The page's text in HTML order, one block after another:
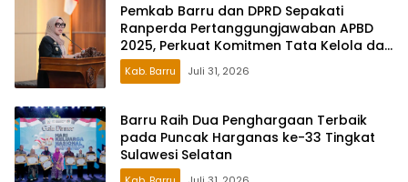
Pemkab Barru dan DPRD Sepakati
Ranperda Pertanggungjawaban APBD
2025, Perkuat Komitmen Tata Kelola dan
Perlindungan Anak
Kab. Barru Juli 31, 2026
Barru Raih Dua Penghargaan Terbaik
pada Puncak Harganas ke-33 Tingkat
Sulawesi Selatan